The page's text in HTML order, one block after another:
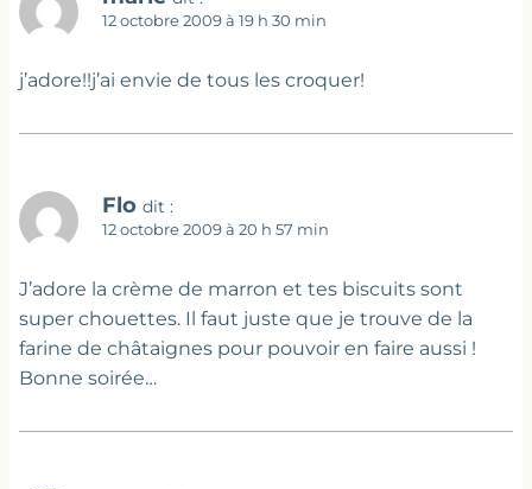
12 octobre 2009 à 19 h 30 min
j’adore!!j’ai envie de tous les croquer!
Flo dit :
12 octobre 2009 à 20 h 57 min
J’adore la crème de marron et tes biscuits sont
super chouettes. Il faut juste que je trouve de la
farine de châtaignes pour pouvoir en faire aussi !
Bonne soirée…